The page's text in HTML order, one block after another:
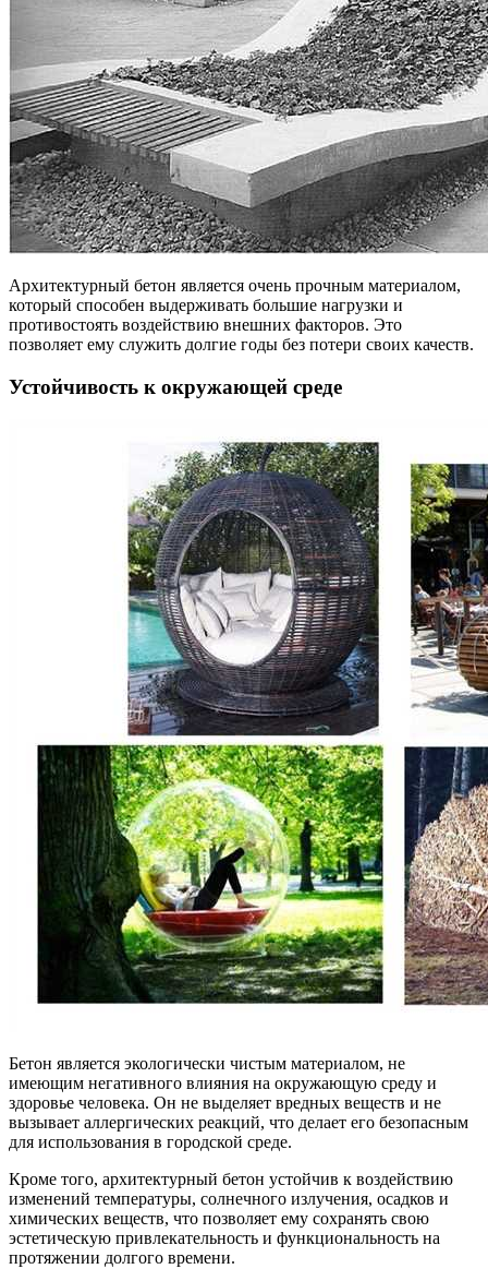
Архитектурный бетон является очень прочным материалом,
который способен выдерживать большие нагрузки и
противостоять воздействию внешних факторов. Это
позволяет ему служить долгие годы без потери своих качеств.
Устойчивость к окружающей среде
Бетон является экологически чистым материалом, не
имеющим негативного влияния на окружающую среду и
здоровье человека. Он не выделяет вредных веществ и не
вызывает аллергических реакций, что делает его безопасным
для использования в городской среде.
Кроме того, архитектурный бетон устойчив к воздействию
изменений температуры, солнечного излучения, осадков и
химических веществ, что позволяет ему сохранять свою
эстетическую привлекательность и функциональность на
протяжении долгого времени.